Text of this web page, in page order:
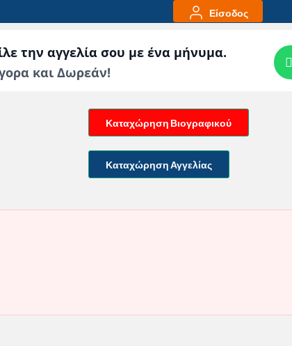
Είσοδος
την αγγελία σου με ένα μήνυμα.
και Δωρεάν!
Καταχώρηση Βιογραφικού
Καταχώρηση Αγγελίας